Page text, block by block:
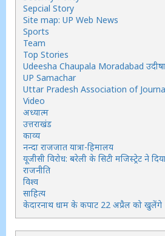
Sepcial Story
Site map: UP Web News
Sports
Team
Top Stories
Udeesha Chaupala Moradabad उदीषा
UP Samachar
Uttar Pradesh Association of
Video
अध्यात्म
उत्तराखंड
काव्य
नन्दा राजजात यात्रा-हिमालय
यूजीसी विरोध: बरेली के सिटी मजिस्ट्रेट ने
राजनीति
विश्व
साहित्य
केदारनाथ धाम के कपाट 22 अप्रैल को खुलेंगे